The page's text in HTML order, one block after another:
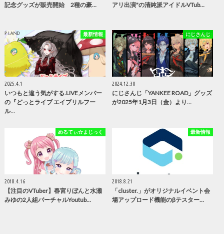
記念グッズが販売開始 2種の豪…
アリ出演"の清純派アイドルVTub…
最新情報
2025.4.1
いつもと違う気がする.LIVEメンバー
の『どっとライブ エイプリルフー
ル…
にじさんじ
2024.12.30
にじさんじ「YANKEE ROAD」グッズ
が2025年1月3日（金）より…
めるてぃ☆まじっく
2018.4.16
【注目のVTuber】春宮りぼんと水瀬
みゆの2人組バーチャルYoutub…
最新情報
2018.8.21
「cluster.」がオリジナルイベント会
場アップロード機能のβテスター…